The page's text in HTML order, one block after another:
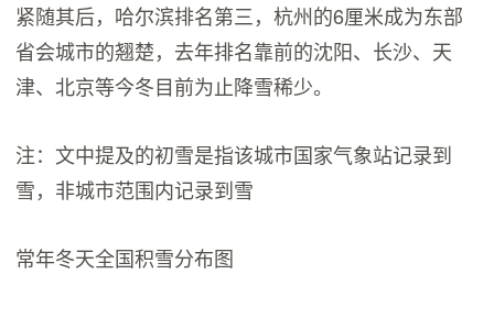
紧随其后，哈尔滨排名第三，杭州的6厘米成为东部
省会城市的翘楚，去年排名靠前的沈阳、长沙、天
津、北京等今冬目前为止降雪稀少。
注：文中提及的初雪是指该城市国家气象站记录到
雪，非城市范围内记录到雪
常年冬天全国积雪分布图